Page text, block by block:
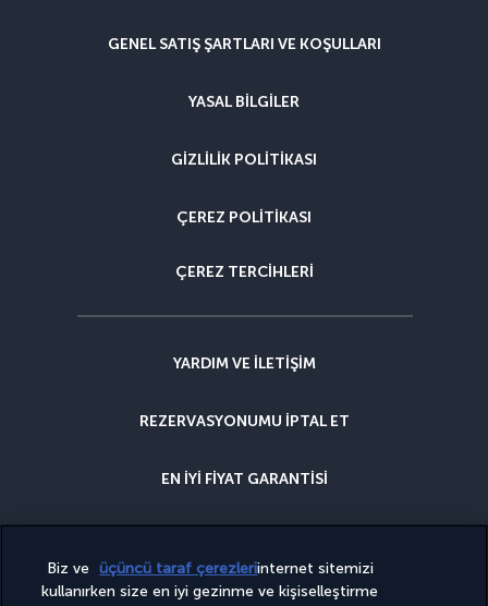
GENEL SATIŞ ŞARTLARI VE KOŞULLARI
YASAL BILGILER
GIZLILIK POLITIKASI
ÇEREZ POLITIKASI
ÇEREZ TERCIHLERI
YARDIM VE ILETIŞIM
REZERVASYONUMU IPTAL ET
EN IYI FIYAT GARANTISI
NEDEN BIZIMLE REZERVASYON YAPMALISINIZ?
Biz ve üçüncü taraf çerezleriinternet sitemizi
kullanırken size en iyi gezinme ve kişiselleştirme